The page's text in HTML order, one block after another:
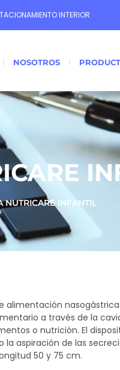
INTERIOR
NOSOTROS
INFANTIL
alimentación
a través de la
o nutrición. El
la aspiración de las
50 y 75 cm.